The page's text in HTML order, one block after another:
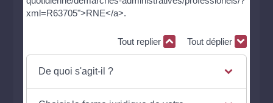
xml=R63705">RNE</a>.
Tout replier Tout déplier
De quoi s'agit-il ?